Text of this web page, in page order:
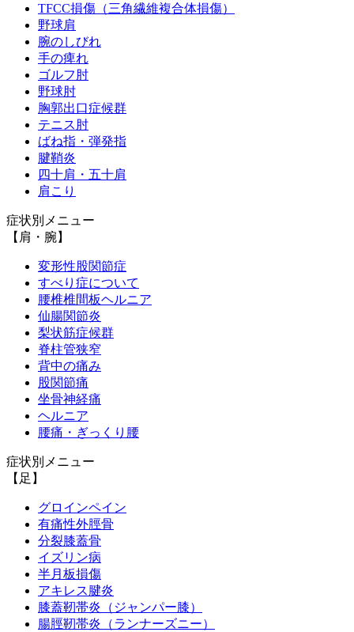
TFCC損傷（三角繊維複合体損傷）
野球肩
腕のしびれ
手の痺れ
ゴルフ肘
野球肘
胸郭出口症候群
テニス肘
ばね指・弾発指
腱鞘炎
四十肩・五十肩
肩こり
症状別メニュー
【肩・腕】
変形性股関節症
すべり症について
腰椎椎間板ヘルニア
仙腸関節炎
梨状筋症候群
脊柱管狭窄
背中の痛み
股関節痛
坐骨神経痛
ヘルニア
腰痛・ぎっくり腰
症状別メニュー
【足】
グロインペイン
有痛性外脛骨
分裂膝蓋骨
イズリン病
半月板損傷
アキレス腱炎
膝蓋靭帯炎（ジャンパー膝）
腸脛靭帯炎（ランナーズニー）